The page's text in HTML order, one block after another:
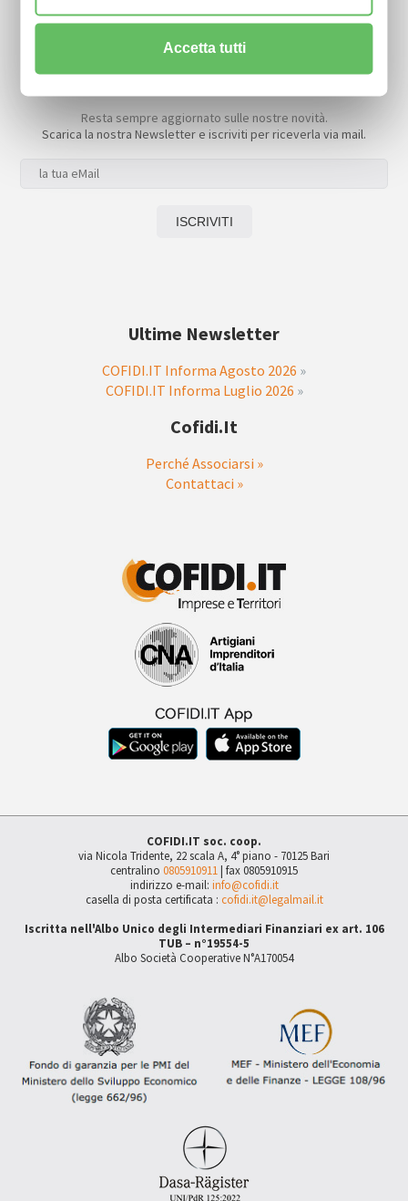
Newsletter
Resta sempre aggiornato sulle nostre novità.
Scarica la nostra Newsletter e iscriviti per riceverla via mail.
Ultime Newsletter
COFIDI.IT Informa Agosto 2026 »
COFIDI.IT Informa Luglio 2026 »
Cofidi.it
Perché Associarsi »
Contattaci »
COFIDI.IT soc. coop.
via Nicola Tridente, 22 scala A, 4° piano - 70125 Bari
centralino 0805910911| fax 0805910915
indirizzo e-mail: info@cofidi.it
casella di posta certificata : cofidi.it@legalmail.it
Iscritta nell'Albo Unico degli Intermediari Finanziari ex art. 106
TUB – n°19554-5
Albo Società Cooperative N°A170054
Accetta tutti